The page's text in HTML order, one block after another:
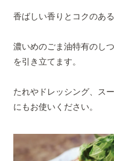
香ばしい香りとコクのあ
濃いめのごま油特有のし
を引き立てます。
たれやドレッシング、ス
にもお使いください。